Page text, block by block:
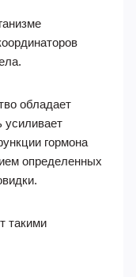
обладает
усиливает
гормона
определенных
такими